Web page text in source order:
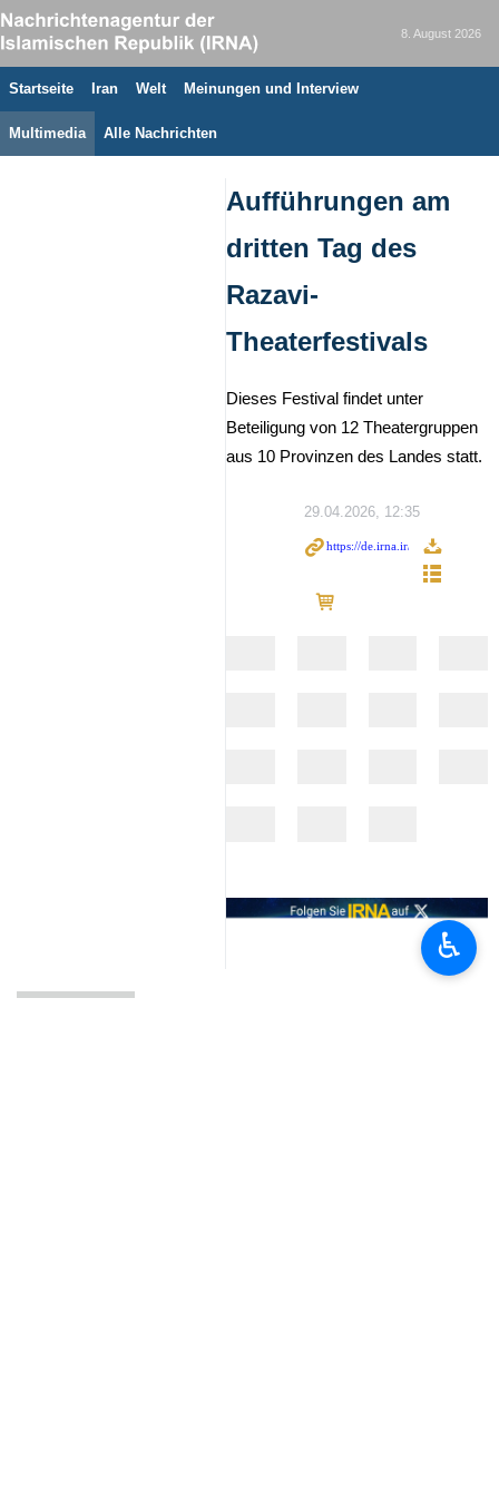
8. August 2026
Startseite Iran Welt Meinungen und Interview
Multimedia Alle Nachrichten
Aufführungen am
dritten Tag des
Razavi-
Theaterfestivals
Dieses Festival findet unter
Beteiligung von 12 Theatergruppen
aus 10 Provinzen des Landes statt.
29.04.2026, 12:35
♿︎